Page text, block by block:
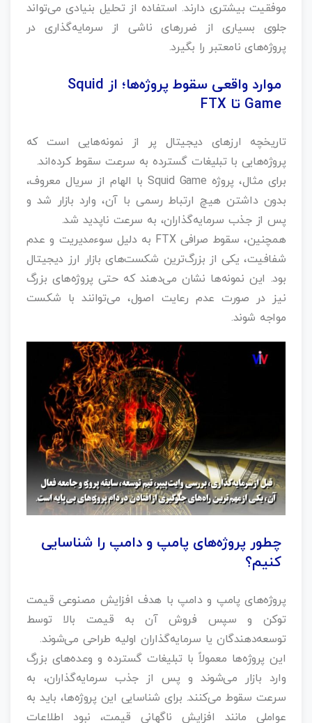
موفقیت بیشتری دارند. استفاده از تحلیل بنیادی می‌تواند
جلوی بسیاری از ضررهای ناشی از سرمایه‌گذاری در
پروژه‌های نامعتبر را بگیرد.
موارد واقعی سقوط پروژه‌ها؛ از Squid
Game تا FTX
تاریخچه ارزهای دیجیتال پر از نمونه‌هایی است که
پروژه‌هایی با تبلیغات گسترده به سرعت سقوط کرده‌اند.
برای مثال، پروژه Squid Game با الهام از سریال معروف،
بدون داشتن هیچ ارتباط رسمی با آن، وارد بازار شد و
پس از جذب سرمایه‌گذاران، به سرعت ناپدید شد.
همچنین، سقوط صرافی FTX به دلیل سوءمدیریت و عدم
شفافیت، یکی از بزرگ‌ترین شکست‌های بازار ارز دیجیتال
بود. این نمونه‌ها نشان می‌دهند که حتی پروژه‌های بزرگ
نیز در صورت عدم رعایت اصول، می‌توانند با شکست
مواجه شوند.
چطور پروژه‌های پامپ‌ و دامپ را شناسایی
کنیم؟
پروژه‌های پامپ‌ و دامپ با هدف افزایش مصنوعی قیمت
توکن و سپس فروش آن به قیمت بالا توسط
توسعه‌دهندگان یا سرمایه‌گذاران اولیه طراحی می‌شوند.
این پروژه‌ها معمولاً با تبلیغات گسترده و وعده‌های بزرگ
وارد بازار می‌شوند و پس از جذب سرمایه‌گذاران، به
سرعت سقوط می‌کنند. برای شناسایی این پروژه‌ها، باید به
عواملی مانند افزایش ناگهانی قیمت، نبود اطلاعات